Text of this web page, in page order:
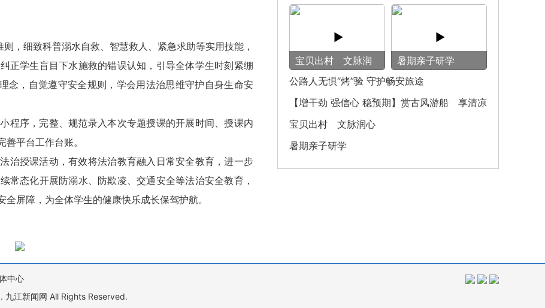
，细致科普溺水自救、智慧救人、紧急求助等实用技能，
正学生盲目下水施救的错误认知，引导全体学生时刻紧绷
念，自觉遵守安全规则，学会用法治思维守护自身生命安
程序，完整、规范录入本次专题授课的开展时间、授课内
平台工作台账。
治授课活动，有效将法治教育融入日常安全教育，进一步
常态化开展防溺水、防欺凌、交通安全等法治安全教育，
屏障，为全体学生的健康快乐成长保驾护航。
守护畅安旅途
预期】赏古风游
宝贝出村 文脉润
心
暑期亲子研学
公路人无惧“烤”验 守护畅安旅途
【增干劲 强信心 稳预期】赏古风游船 享清凉
之旅
宝贝出村 文脉润心
暑期亲子研学
中心
九江新闻网 All Rights Reserved.